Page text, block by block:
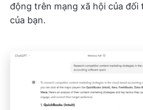
động trên mạng xã hội của đối
của bạn.